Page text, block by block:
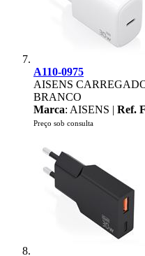
A110-0975
AISENS
BRANCO
Marca: AISENS | Ref.
Preço sob consulta